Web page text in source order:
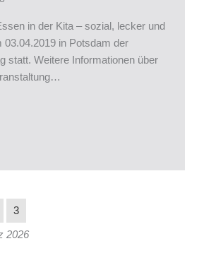
in der Kita – sozial, lecker und
03.04.2019 in Potsdam der
statt. Weitere Informationen über
3
2026